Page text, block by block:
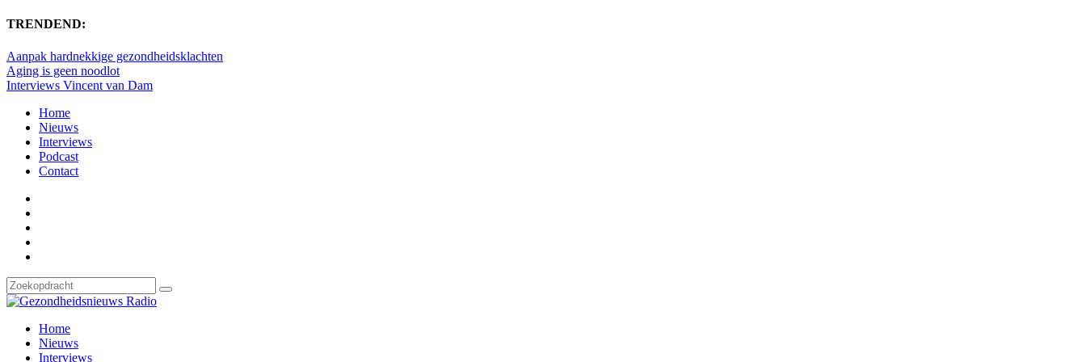
TRENDEND:
Aanpak hardnekkige gezondheidsklachten
Aging is geen noodlot
Interviews Vincent van Dam
Home
Nieuws
Interviews
Podcast
Contact
Home
Nieuws
Interviews